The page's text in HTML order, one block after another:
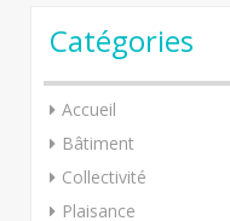
Catégories
Accueil
Bâtiment
Collectivité
Plaisance